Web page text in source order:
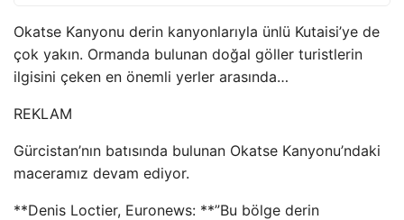
Okatse Kanyonu derin kanyonlarıyla ünlü Kutaisi’ye de
çok yakın. Ormanda bulunan doğal göller turistlerin
ilgisini çeken en önemli yerler arasında…
REKLAM
Gürcistan’nın batısında bulunan Okatse Kanyonu’ndaki
maceramız devam ediyor.
**Denis Loctier, Euronews: **”Bu bölge derin